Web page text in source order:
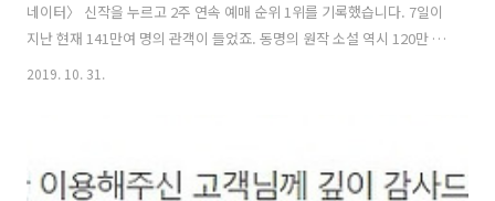
네이터〉 신작을 누르고 2주 연속 예매 순위 1위를 기록했습니다. 7일이
지난 현재 141만여 명의 관객이 들었죠. 동명의 원작 소설 역시 120만 부
넘게 판매됐습니다. 80쇄를 넘어 곧 100쇄를 찍은 도서에 들어갈 것이라
그만큼 페미니즘이 우리 사회의 뜨거운 감자라는 뜻이겠죠. 출처 - 영화
2019. 10. 31.